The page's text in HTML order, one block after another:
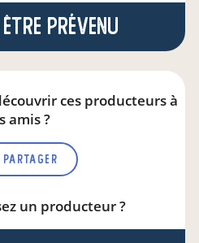
Être prévenu
ces producteurs à
amis ?
Partager
un producteur ?